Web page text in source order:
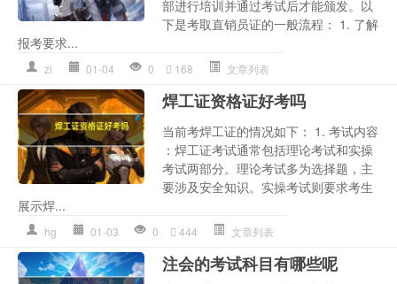
部进行培训并通过考试后才能颁发。以
下是考取直销员证的一般流程： 1. 了解
报考要求...
zl 01-04 0 168 文章列表
焊工证资格证好考吗
当前考焊工证的情况如下： 1. 考试内容
：焊工证考试通常包括理论考试和实操
考试两部分。理论考试多为选择题，主
要涉及安全知识。实操考试则要求考生
展示焊...
hg 01-03 0 444 文章列表
注会的考试科目有哪些呢